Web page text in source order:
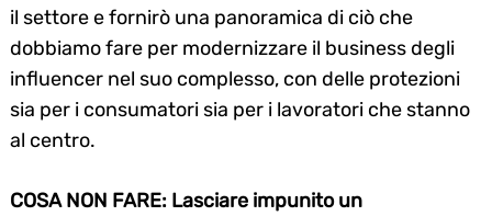
il settore e fornirò una panoramica di ciò che
dobbiamo fare per modernizzare il business degli
influencer nel suo complesso, con delle protezioni
sia per i consumatori sia per i lavoratori che stanno
al centro.
COSA NON FARE: Lasciare impunito un